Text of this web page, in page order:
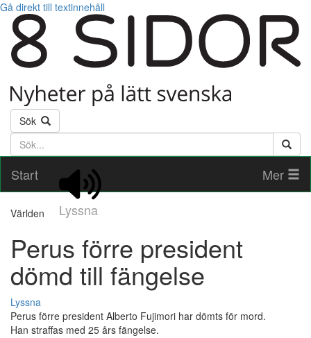
Gå direkt till textinnehåll
Sök
Söktext
Start
Lyssna
Mer
Världen
Perus förre president
dömd till fängelse
Lyssna
Perus förre president Alberto Fujimori har dömts för mord.
Han straffas med 25 års fängelse.